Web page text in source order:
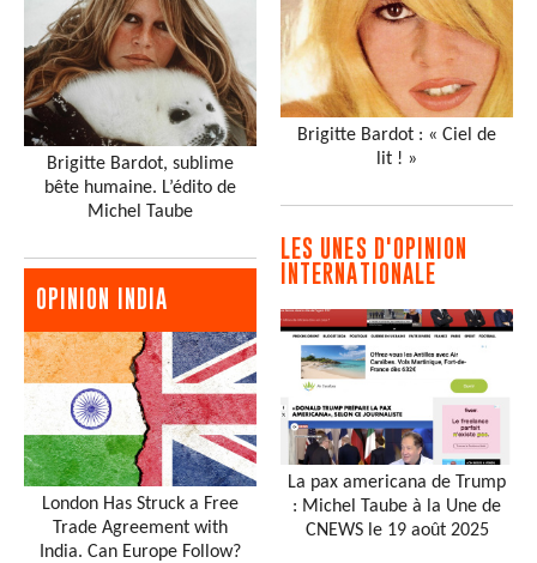
Brigitte Bardot, sublime
bête humaine. L’édito de
Michel Taube
OPINION INDIA
London Has Struck a Free
Trade Agreement with
India. Can Europe Follow?
Brigitte Bardot : « Ciel de
lit ! »
LES UNES D'OPINION
INTERNATIONALE
La pax americana de Trump
: Michel Taube à la Une de
CNEWS le 19 août 2025